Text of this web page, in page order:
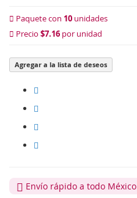
Paquete con 10 unidades
Precio $7.16 por unidad
Agregar a la lista de deseos
Envío rápido a todo México